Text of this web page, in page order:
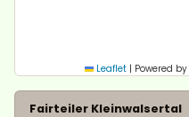
Leaflet | Powered by
Fairteiler Kleinwalsertal